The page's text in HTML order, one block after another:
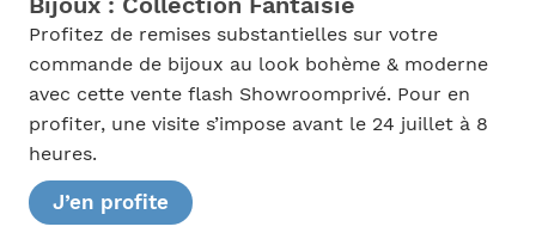
Profitez de remises substantielles sur votre
commande de bijoux au look bohème & moderne
avec cette vente flash Showroomprivé. Pour en
profiter, une visite s’impose avant le 24 juillet à 8
heures.
J’en profite